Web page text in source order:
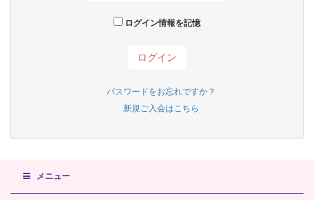
ログイン情報を記憶
パスワードをお忘れですか？
新規ご入会はこちら
メニュー